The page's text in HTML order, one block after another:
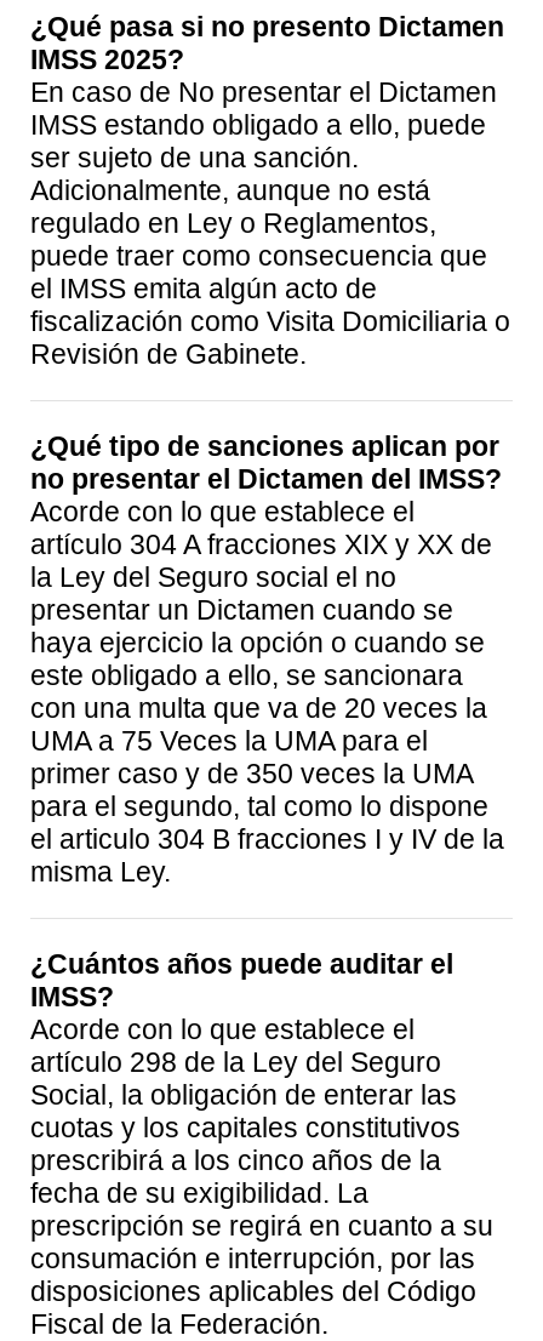
¿Qué pasa si no presento Dictamen
IMSS 2025?
En caso de No presentar el Dictamen
IMSS estando obligado a ello, puede
ser sujeto de una sanción.
Adicionalmente, aunque no está
regulado en Ley o Reglamentos,
puede traer como consecuencia que
el IMSS emita algún acto de
fiscalización como Visita Domiciliaria o
Revisión de Gabinete.
¿Qué tipo de sanciones aplican por
no presentar el Dictamen del IMSS?
Acorde con lo que establece el
artículo 304 A fracciones XIX y XX de
la Ley del Seguro social el no
presentar un Dictamen cuando se
haya ejercicio la opción o cuando se
este obligado a ello, se sancionara
con una multa que va de 20 veces la
UMA a 75 Veces la UMA para el
primer caso y de 350 veces la UMA
para el segundo, tal como lo dispone
el articulo 304 B fracciones I y IV de la
misma Ley.
¿Cuántos años puede auditar el
IMSS?
Acorde con lo que establece el
artículo 298 de la Ley del Seguro
Social, la obligación de enterar las
cuotas y los capitales constitutivos
prescribirá a los cinco años de la
fecha de su exigibilidad. La
prescripción se regirá en cuanto a su
consumación e interrupción, por las
disposiciones aplicables del Código
Fiscal de la Federación.